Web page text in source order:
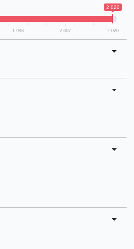
2 020
1 993 2 007 2 020